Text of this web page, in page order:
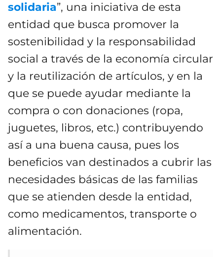
solidaria”, una iniciativa de esta
entidad que busca promover la
sostenibilidad y la responsabilidad
social a través de la economía circular
y la reutilización de artículos, y en la
que se puede ayudar mediante la
compra o con donaciones (ropa,
juguetes, libros, etc.) contribuyendo
así a una buena causa, pues los
beneficios van destinados a cubrir las
necesidades básicas de las familias
que se atienden desde la entidad,
como medicamentos, transporte o
alimentación.